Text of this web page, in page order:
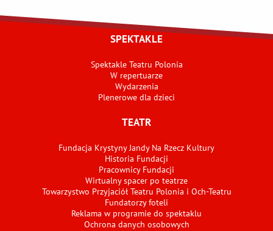
SPEKTAKLE
Spektakle Teatru Polonia
W repertuarze
Wydarzenia
Plenerowe dla dzieci
TEATR
Fundacja Krystyny Jandy Na Rzecz Kultury
Historia Fundacji
Pracownicy Fundacji
Wirtualny spacer po teatrze
Towarzystwo Przyjaciół Teatru Polonia i Och-Teatru
Fundatorzy foteli
Reklama w programie do spektaklu
Ochrona danych osobowych